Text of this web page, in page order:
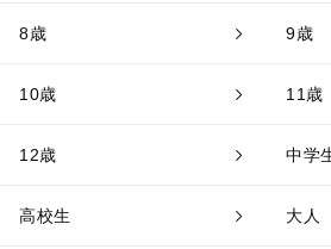
8歳 9歳
10歳 11歳
12歳 中学
高校生 大人